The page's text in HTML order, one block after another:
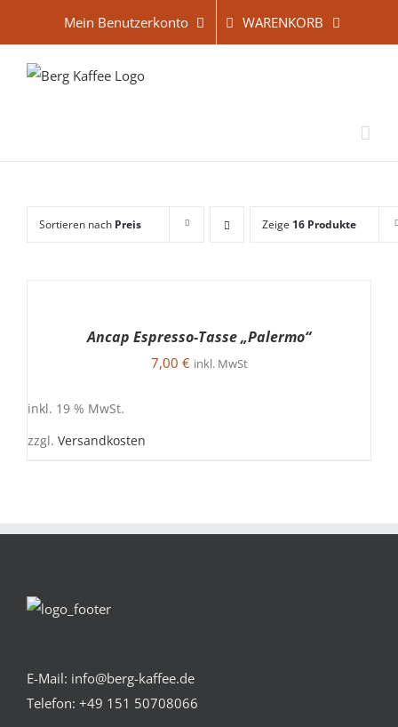
springen
Mein Benutzerkonto WARENKORB
Sortieren nach Preis Zeige 16 Produkte
Ancap Espresso-Tasse „Palermo“
7,00 € inkl. MwSt
inkl. 19 % MwSt.
zzgl. Versandkosten
E-Mail: info@berg-kaffee.de
Telefon: +49 151 50708066